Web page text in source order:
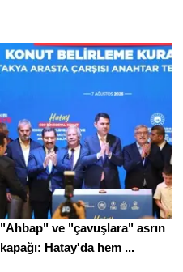
"Ahbap" ve "çavuşlara" asrın
kapağı: Hatay'da hem ...